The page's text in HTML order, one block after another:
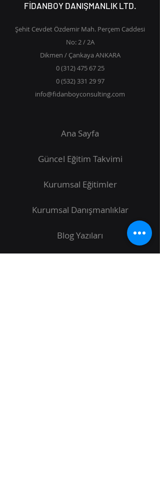
FİDANBOY DANIŞMANLIK LTD.
Şehit Cevdet Özdemir Mah. Perçem Caddesi
No: 2 / 2A
Dikmen / Çankaya ANKARA
0 (312) 475 67 25
0 (532) 331 29 97
info@fidanboyconsulting.com
Ana Sayfa
Güncel Eğitim Takvimi
Kurumsal Eğitimler
Kurumsal Danışmanlıklar
BlogYazıları